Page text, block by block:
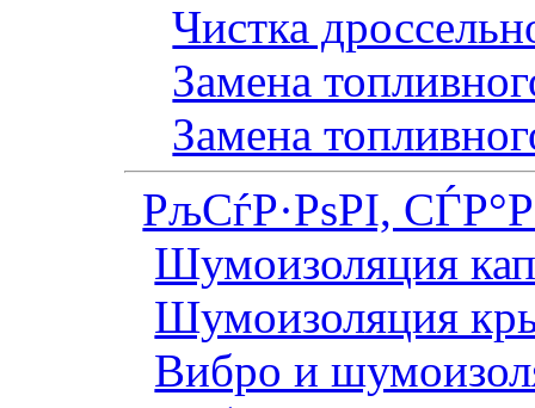
Чистка
Замена
Замена
РљСѓР·РѕРІ,
Шумоизоляция
Шумоизоляция
Вибро и